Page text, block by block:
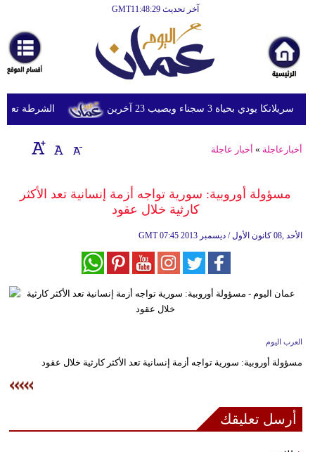
آخر تحديث GMT11:48:29
أخبارعاجلة
رياضة
ثقافة
إقتصاد
وموسيقى
سياحة
أخبار
الشرطة تعتقل بحياة 3 سجناء ويصيب 23 آخرين
أخبارعاجلة » أخبار عاجلة
مسؤولة أوروبية: سورية تواجه أزمة إنسانية تعد الأكثر
كارثية خلال عقود
GMT 07:45 2013 الأحد ,08 كانون الأول / ديسمبر
العرب اليوم
مسؤولة أوروبية: سورية تواجه أزمة إنسانية تعد الأكثر كارثية خلال عقود
أرسل تعليقك